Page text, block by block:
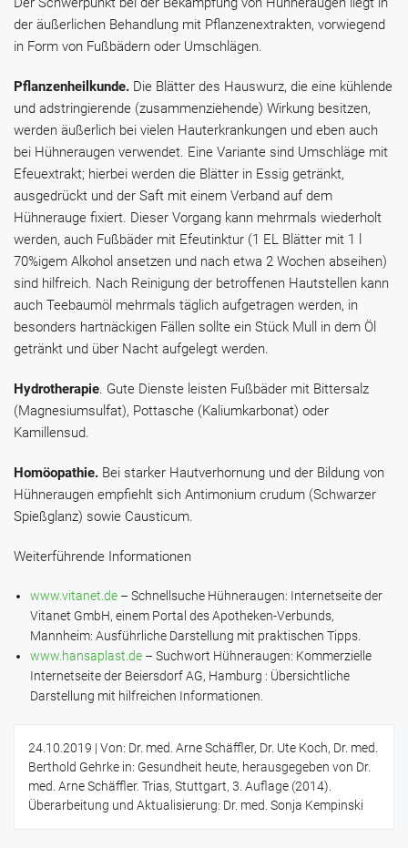
der äußerlichen Behandlung mit Pflanzenextrakten, vorwiegend
in Form von Fußbädern oder Umschlägen.
Pflanzenheilkunde. Die Blätter des Hauswurz, die eine kühlende
und adstringierende (zusammenziehende) Wirkung besitzen,
werden äußerlich bei vielen Hauterkrankungen und eben auch
bei Hühneraugen verwendet. Eine Variante sind Umschläge mit
Efeuextrakt; hierbei werden die Blätter in Essig getränkt,
ausgedrückt und der Saft mit einem Verband auf dem
Hühnerauge fixiert. Dieser Vorgang kann mehrmals wiederholt
werden, auch Fußbäder mit Efeutinktur (1 EL Blätter mit 1 l
70%igem Alkohol ansetzen und nach etwa 2 Wochen abseihen)
sind hilfreich. Nach Reinigung der betroffenen Hautstellen kann
auch Teebaumöl mehrmals täglich aufgetragen werden, in
besonders hartnäckigen Fällen sollte ein Stück Mull in dem Öl
getränkt und über Nacht aufgelegt werden.
Hydrotherapie. Gute Dienste leisten Fußbäder mit Bittersalz
(Magnesiumsulfat), Pottasche (Kaliumkarbonat) oder
Kamillensud.
Homöopathie. Bei starker Hautverhornung und der Bildung von
Hühneraugen empfiehlt sich Antimonium crudum (Schwarzer
Spießglanz) sowie Causticum.
Weiterführende Informationen
www.vitanet.de– Schnellsuche Hühneraugen: Internetseite der
Vitanet GmbH, einem Portal des Apotheken-Verbunds,
Mannheim: Ausführliche Darstellung mit praktischen Tipps.
www.hansaplast.de– Suchwort Hühneraugen: Kommerzielle
Internetseite der Beiersdorf AG, Hamburg : Übersichtliche
Darstellung mit hilfreichen Informationen.
24.10.2019 | Von: Dr. med. Arne Schäffler, Dr. Ute Koch, Dr. med.
Berthold Gehrke in: Gesundheit heute, herausgegeben von Dr.
med. Arne Schäffler. Trias, Stuttgart, 3. Auflage (2014).
Überarbeitung und Aktualisierung: Dr. med. Sonja Kempinski